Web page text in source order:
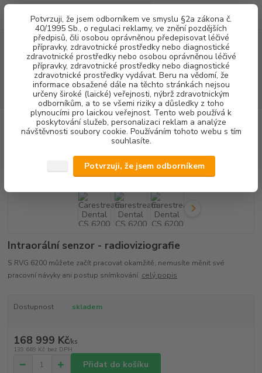
Potvrzuji, že jsem odborníkem ve smyslu §2a zákona č.
40/1995 Sb., o regulaci reklamy, ve znění pozdějších
předpisů, čili osobou oprávněnou předepisovat léčivé
přípravky, zdravotnické prostředky nebo diagnostické
zdravotnické prostředky nebo osobou oprávněnou léčivé
přípravky, zdravotnické prostředky nebo diagnostické
zdravotnické prostředky vydávat. Beru na vědomí, že
informace obsažené dále na těchto stránkách nejsou
určeny široké (laické) veřejnosti, nýbrž zdravotnickým
odborníkům, a to se všemi riziky a důsledky z toho
plynoucími pro laickou veřejnost. Tento web používá k
poskytování služeb, personalizaci reklam a analýze
návštěvnosti soubory cookie. Používáním tohoto webu s tím
souhlasíte.
Potvrzuji, že jsem odborníkem
Menu
CZK
Hledat
(Po-Pá, 8-16 hod.)
za0,00 Kč
RENTGENOLOGIE Carestream Dental CS 6200
Carestream Dental CS 6200
Intraorální senzor - radioviziografie
S RVG 6200 můžete začít pracovat okamžitě, nemusíte měnit své
pracovní návyky ani postup snímkování. celý popis
Dostupnost skladem
168 999 Kč/ks
139 669 Kč bez DPH
Přidat do košíku